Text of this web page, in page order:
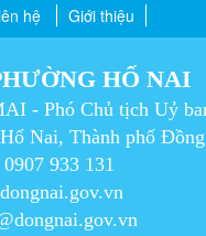
hệ Giới thiệu
HỐ NAI
- Phó Chủ tịch Uỷ
Nai, Thành phố
933 131